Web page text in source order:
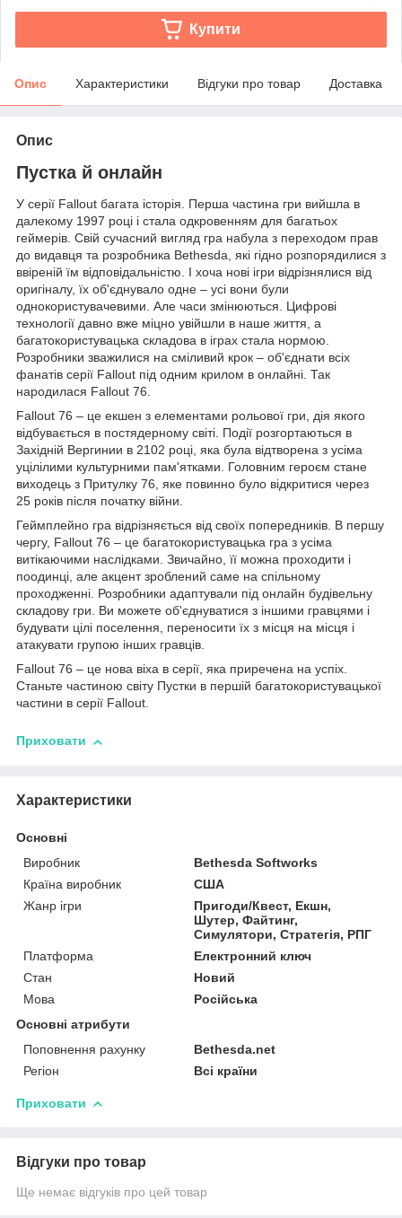
Купити
Опис Характеристики Відгуки про товар Доставка
Опис
Пустка й онлайн
У серії Fallout багата історія. Перша частина гри вийшла в
далекому 1997 році і стала одкровенням для багатьох
геймерів. Свій сучасний вигляд гра набула з переходом прав
до видавця та розробника Bethesda, які гідно розпорядилися з
ввіреній їм відповідальністю. І хоча нові ігри відрізнялися від
оригіналу, їх об'єднувало одне – усі вони були
однокористувачевими. Але часи змінюються. Цифрові
технології давно вже міцно увійшли в наше життя, а
багатокористувацька складова в іграх стала нормою.
Розробники зважилися на сміливий крок – об'єднати всіх
фанатів серії Fallout під одним крилом в онлайні. Так
народилася Fallout 76.
Fallout 76 – це екшен з елементами рольової гри, дія якого
відбувається в постядерному світі. Події розгортаються в
Західній Вергинии в 2102 році, яка була відтворена з усіма
уцілілими культурними пам'ятками. Головним героєм стане
виходець з Притулку 76, яке повинно було відкритися через
25 років після початку війни.
Геймплейно гра відрізняється від своїх попередників. В першу
чергу, Fallout 76 – це багатокористувацька гра з усіма
витікаючими наслідками. Звичайно, її можна проходити і
поодинці, але акцент зроблений саме на спільному
проходженні. Розробники адаптували під онлайн будівельну
складову гри. Ви можете об'єднуватися з іншими гравцями і
будувати цілі поселення, переносити їх з місця на місця і
атакувати групою інших гравців.
Fallout 76 – це нова віха в серії, яка приречена на успіх.
Станьте частиною світу Пустки в першій багатокористувацької
частини в серії Fallout.
Приховати
Характеристики
Основні
Виробник
Bethesda Softworks
Країна виробник
США
Жанр ігри
Пригоди/Квест, Екшн,
Шутер, Файтинг,
Симулятори, Стратегія, РПГ
Платформа
Електронний ключ
Стан
Новий
Мова
Російська
Основні атрибути
Поповнення рахунку
Bethesda.net
Регіон
Всі країни
Приховати
Відгуки про товар
Ще немає відгуків про цей товар